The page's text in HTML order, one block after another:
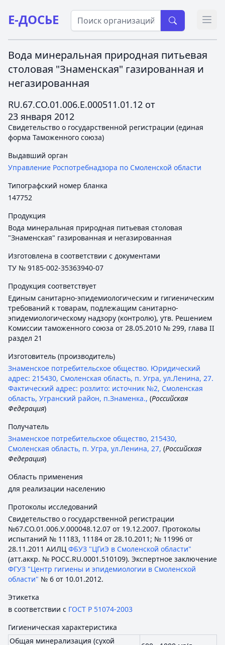
Е-ДОСЬЕ
Вода минеральная природная питьевая
столовая "Знаменская" газированная и
негазированная
RU.67.СО.01.006.Е.000511.01.12 от
23 января 2012
Свидетельство о государственной регистрации (единая
форма Таможенного союза)
Выдавший орган
Управление Роспотребнадзора по Смоленской области
Типографский номер бланка
147752
Продукция
Вода минеральная природная питьевая столовая
"Знаменская" газированная и негазированная
Изготовлена в соответствии с документами
ТУ № 9185-002-35363940-07
Продукция соответствует
Единым санитарно-эпидемиологическим и гигиеническим
требований к товарам, подлежащим санитарно-
эпидемиологическому надзору (контролю), утв. Решением
Комиссии таможенного союза от 28.05.2010 № 299, глава II
раздел 21
Изготовитель (производитель)
Знаменское потребительское общество. Юридический
адрес: 215430, Смоленская область, п. Угра, ул.Ленина, 27.
Фактический адрес: розлито: источник №2, Смоленская
область, Угранский район, п.Знаменка., (Российская
Федерация)
Получатель
Знаменское потребительское общество, 215430,
Смоленская область, п. Угра, ул.Ленина, 27, (Российская
Федерация)
Область применения
для реализации населению
Протоколы исследований
Свидетельство о государственной регистрации
№67.СО.01.006.У.000048.12.07 от 19.12.2007. Протоколы
испытаний № 11183, 11184 от 28.10.2011; № 11996 от
28.11.2011 АИЛЦ ФБУЗ "ЦГиЭ в Смоленской области"
(атт.аккр. № РОСС.RU.0001.510109). Экспертное заключение
ФГУЗ "Центр гигиены и эпидемиологии в Смоленской
области" № 6 от 10.01.2012.
Этикетка
в соответствии с ГОСТ Р 51074-2003
Гигиеническая характеристика
Общая минерализация (сухой